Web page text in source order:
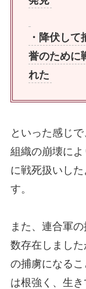
・降伏し
誉のために
れた
といった感じ
組織の崩壊に
に戦死扱いし
す。
また、連合軍
数存在しまし
の捕虜になる
は根強く、生